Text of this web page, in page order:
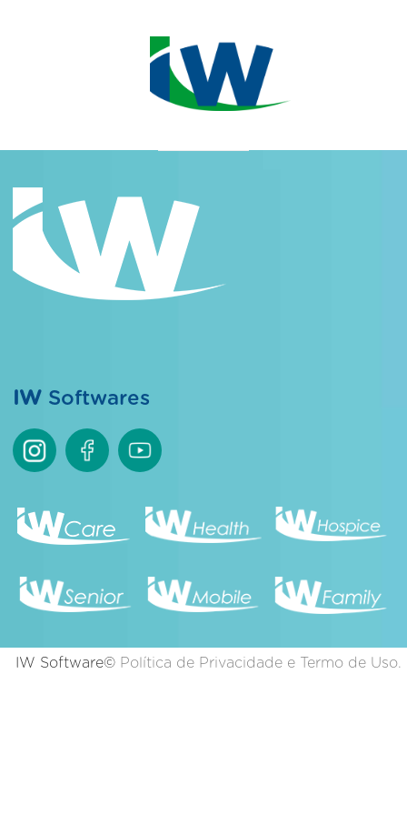
IW Softwares
IW Software© Política de Privacidade e Termo de Uso.